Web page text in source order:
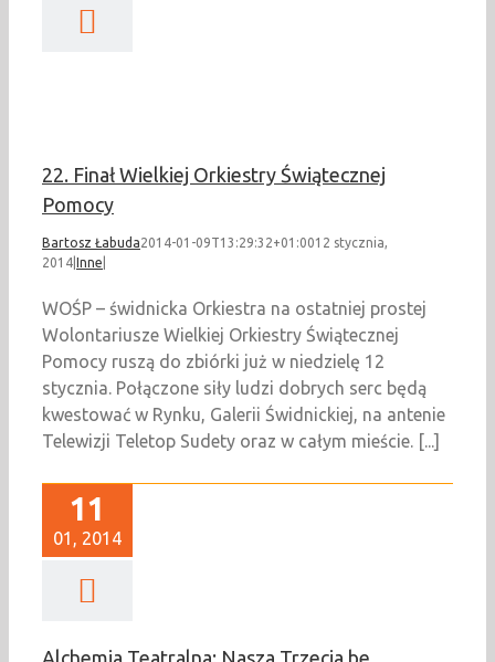
Wielkiej Orkiestry
22. Finał Wielkiej Orkiestry Świątecznej
Pomocy
Bartosz Łabuda2014-01-09T13:29:32+01:0012 stycznia,
2014 Inne
WOŚP – świdnicka Orkiestra na ostatniej prostej
Wolontariusze Wielkiej Orkiestry Świątecznej
Pomocy ruszą do zbiórki już w niedzielę 12
stycznia. Połączone siły ludzi dobrych serc będą
kwestować w Rynku, Galerii Świdnickiej, na antenie
Telewizji Teletop Sudety oraz w całym mieście. [...]
11
01, 2014